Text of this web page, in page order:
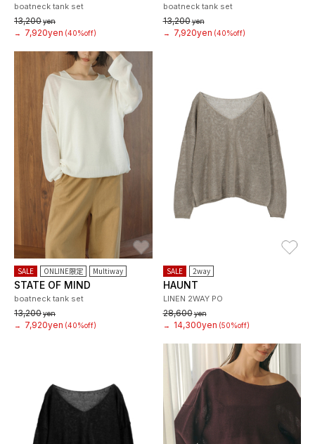
boatneck tank set
13,200yen
→
7,920yen (40%off)
boatneck tank set
13,200yen
→
7,920yen (40%off)
SALE ONLINE限定 Multiway
STATE OF MIND
boatneck tank set
13,200yen
→
7,920yen (40%off)
SALE 2way
HAUNT
LINEN 2WAY PO
28,600yen
→
14,300yen (50%off)